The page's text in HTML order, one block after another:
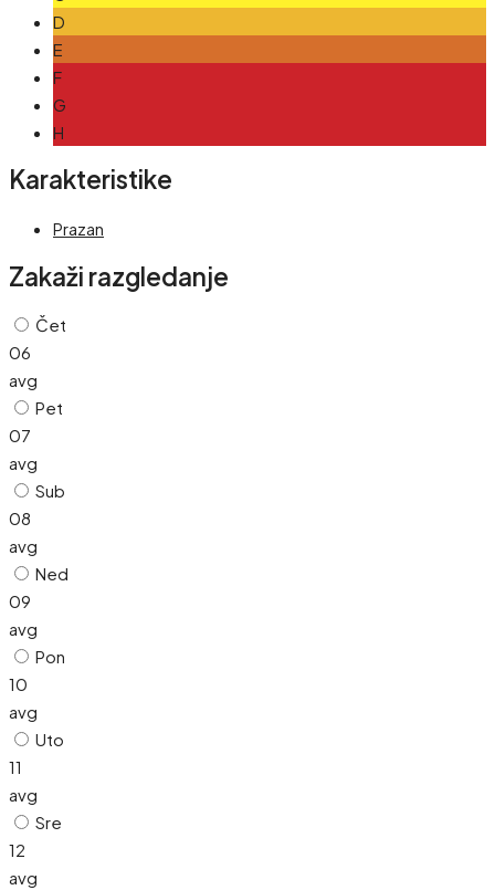
D
E
F
G
H
Karakteristike
Prazan
Zakaži razgledanje
Čet
06
avg
Pet
07
avg
Sub
08
avg
Ned
09
avg
Pon
10
avg
Uto
11
avg
Sre
12
avg